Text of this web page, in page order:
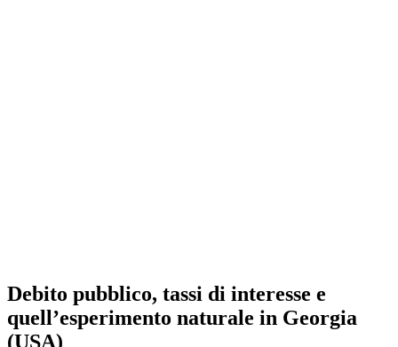
Debito pubblico, tassi di interesse e
quell’esperimento naturale in Georgia
(USA)